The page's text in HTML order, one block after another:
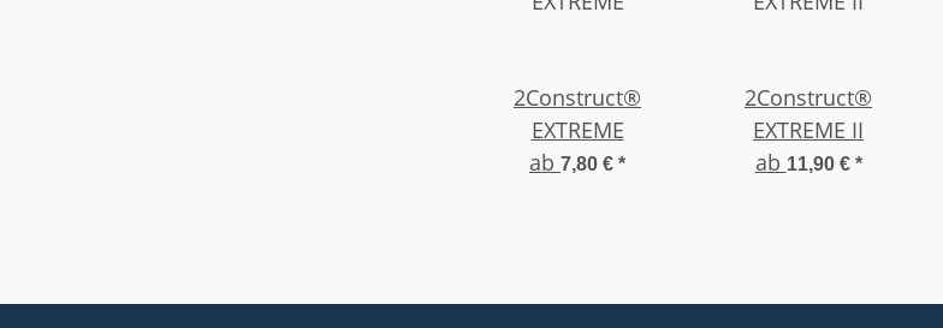
2Construct®
EXTREME
ab 7,80 € *
2Construct®
EXTREME II
ab 11,90 € *